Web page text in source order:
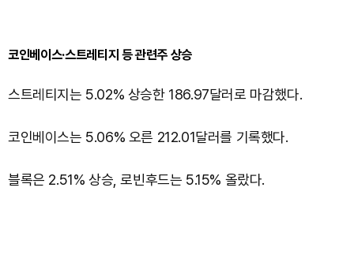
코인베이스·스트레티지 등 관련주 상승
스트레티지는 5.02% 상승한 186.97달러로 마감했다.
코인베이스는 5.06% 오른 212.01달러를 기록했다.
블록은 2.51% 상승, 로빈후드는 5.15% 올랐다.